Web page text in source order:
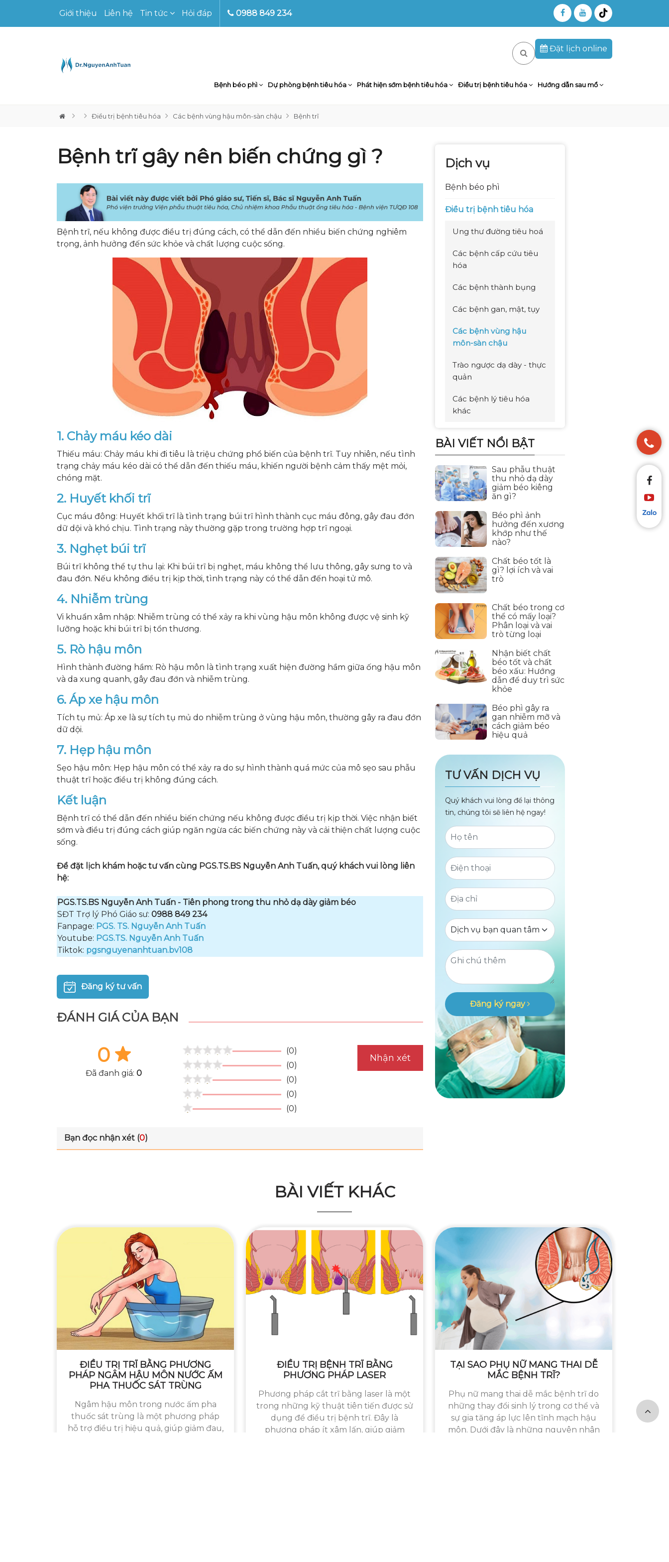
Giới thiệu Liên hệ Tin tức Hỏi đáp 0988 849 234
Đặt lịch online
Bệnh béo phì Dự phòng bệnh tiêu hóa Phát hiện sớm bệnh tiêu hóa Điều trị bệnh tiêu hóa Hướng dẫn sau mổ
Điều trị bệnh tiêu hóa Các bệnh vùng hậu môn-sàn chậu Bệnh trĩ
Bệnh trĩ gây nên biến chứng gì ?
Bệnh trĩ, nếu không được điều trị đúng cách, có thể dẫn đến nhiều biến chứng nghiêm
trọng, ảnh hưởng đến sức khỏe và chất lượng cuộc sống.
1. Chảy máu kéo dài
Thiếu máu: Chảy máu khi đi tiêu là triệu chứng phổ biến của bệnh trĩ. Tuy nhiên, nếu tình
trạng chảy máu kéo dài có thể dẫn đến thiếu máu, khiến người bệnh cảm thấy mệt mỏi,
chóng mặt.
2. Huyết khối trĩ
Cục máu đông: Huyết khối trĩ là tình trạng búi trĩ hình thành cục máu đông, gây đau đớn
dữ dội và khó chịu. Tình trạng này thường gặp trong trường hợp trĩ ngoại.
3. Nghẹt búi trĩ
Búi trĩ không thể tự thu lại: Khi búi trĩ bị nghẹt, máu không thể lưu thông, gây sưng to và
đau đớn. Nếu không điều trị kịp thời, tình trạng này có thể dẫn đến hoại tử mô.
4. Nhiễm trùng
Vi khuẩn xâm nhập: Nhiễm trùng có thể xảy ra khi vùng hậu môn không được vệ sinh kỹ
lưỡng hoặc khi búi trĩ bị tổn thương.
5. Rò hậu môn
Hình thành đường hầm: Rò hậu môn là tình trạng xuất hiện đường hầm giữa ống hậu môn
và da xung quanh, gây đau đớn và nhiễm trùng.
6. Áp xe hậu môn
Tích tụ mủ: Áp xe là sự tích tụ mủ do nhiễm trùng ở vùng hậu môn, thường gây ra đau đớn
dữ dội.
7. Hẹp hậu môn
Sẹo hậu môn: Hẹp hậu môn có thể xảy ra do sự hình thành quá mức của mô sẹo sau phẫu
thuật trĩ hoặc điều trị không đúng cách.
Kết luận
Bệnh trĩ có thể dẫn đến nhiều biến chứng nếu không được điều trị kịp thời. Việc nhận biết
sớm và điều trị đúng cách giúp ngăn ngừa các biến chứng này và cải thiện chất lượng cuộc
sống.
Để đặt lịch khám hoặc tư vấn cùng PGS.TS.BS Nguyễn Anh Tuấn, quý khách vui lòng liên
hệ:
PGS.TS.BS Nguyễn Anh Tuấn - Tiên phong trong thu nhỏ dạ dày giảm béo
SĐT Trợ lý Phó Giáo sư: 0988 849 234
Fanpage: PGS. TS. Nguyễn Anh Tuấn
Youtube: PGS.TS. Nguyễn Anh Tuấn
Tiktok: pgsnguyenanhtuan.bv108
Đăng ký tư vấn
ĐÁNH GIÁ CỦA BẠN
0
Đã đanh giá:0
(0)
(0)
(0)
(0)
(0)
Nhận xét
Bạn đọc nhận xét (0)
Dịch vụ
Bệnh béo phì
Điều trị bệnh tiêu hóa
Ung thư đường tiêu hoá
Các bệnh cấp cứu tiêu
hóa
Các bệnh thành bụng
Các bệnh gan, mật, tụy
Các bệnh vùng hậu
môn-sàn chậu
Trào ngược dạ dày - thực
quản
Các bệnh lý tiêu hóa
khác
BÀI VIẾT NỔI BẬT
Sau phẫu thuật
thu nhỏ dạ dày
giảm béo kiêng
ăn gì?
Béo phì ảnh
hưởng đến xương
khớp như thế
nào?
Chất béo tốt là
gì? lợi ích và vai
trò
Chất béo trong cơ
thể có mấy loại?
Phân loại và vai
trò từng loại
Nhận biết chất
béo tốt và chất
béo xấu: Hướng
dẫn để duy trì sức
khỏe
Béo phì gây ra
gan nhiễm mỡ và
cách giảm béo
hiệu quả
TƯ VẤN DỊCH VỤ
Quý khách vui lòng để lại thông
tin, chúng tôi sẽ liên hệ ngay!
Đăng ký ngay
BÀI VIẾT KHÁC
ĐIỀU TRỊ TRĨ BẰNG PHƯƠNG
PHÁP NGÂM HẬU MÔN NƯỚC ẤM
PHA THUỐC SÁT TRÙNG
Ngâm hậu môn trong nước ấm pha
thuốc sát trùng là một phương pháp
hỗ trợ điều trị hiệu quả, giúp giảm đau,
ĐIỀU TRỊ BỆNH TRĨ BẰNG
PHƯƠNG PHÁP LASER
Phương pháp cắt trĩ bằng laser là một
trong những kỹ thuật tiên tiến được sử
dụng để điều trị bệnh trĩ. Đây là
phương pháp ít xâm lấn, giúp giảm
TẠI SAO PHỤ NỮ MANG THAI DỄ
MẮC BỆNH TRĨ?
Phụ nữ mang thai dễ mắc bệnh trĩ do
những thay đổi sinh lý trong cơ thể và
sự gia tăng áp lực lên tĩnh mạch hậu
môn. Dưới đây là những nguyên nhân